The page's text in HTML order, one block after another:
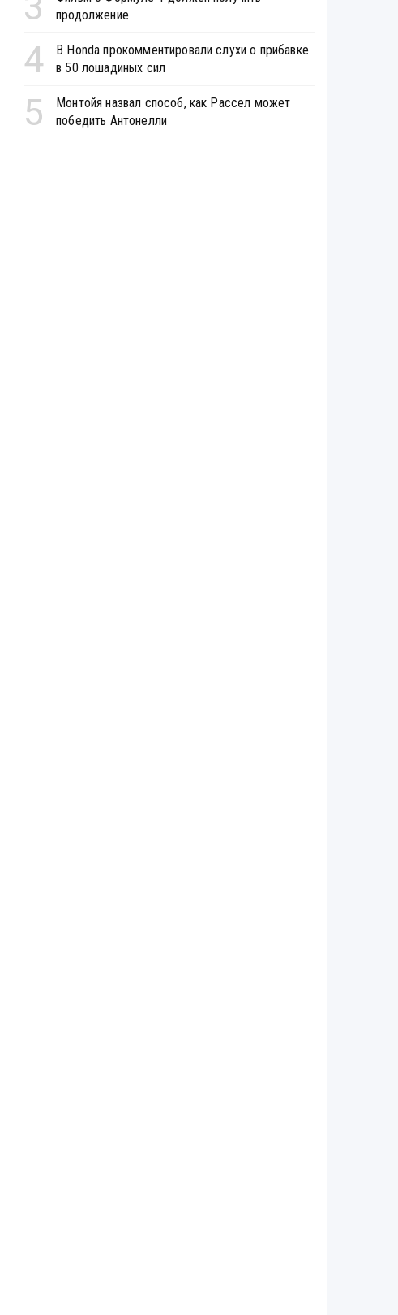
продолжение
4
В Honda прокомментировали слухи о прибавке
в 50 лошадиных сил
5
Монтойя назвал способ, как Рассел может
победить Антонелли